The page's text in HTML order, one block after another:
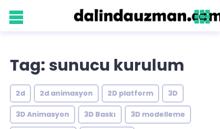
Tag: sunucu kurulum
2d 2d animasyon 2D platform 3D
3D Animasyon 3D Baskı 3D modelleme